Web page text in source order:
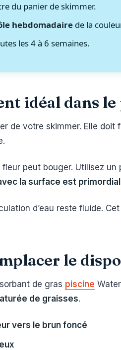
du panier de skimmer.
hebdomadairede la
les 4 à 6 semaines.
idéal dans
de votre skimmer. Elle doit
peut bouger. Utilisez
la surface est primordial
d’eau reste fluide.
le
de gras piscine
de graisses.
vers le brun foncé